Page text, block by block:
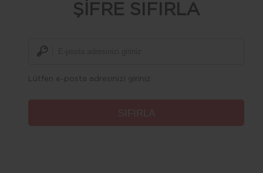
ŞİFRE SIFIRLA
Lütfen e-posta adresinizi giriniz